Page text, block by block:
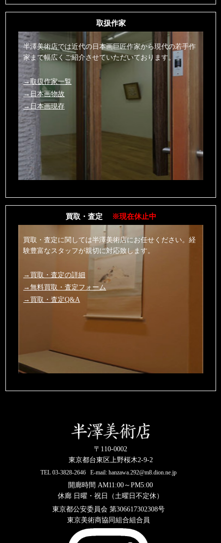
取扱作家
半澤美術店では近代の日本画巨匠作家から現代の若手作
家まで幅広くご紹介させていただいております。
→取扱作家一覧
→日本画物故
→日本画現存
買取・査定 ※現在休止中
買取・査定に関しては半澤美術店にお任せください。経
験豊富なスタッフが親切に対応致します。
→買取・査定の詳細
→無料買取・査定フォーム
→買取・査定Q&A
〒110-0002
東京都台東区上野桜木2-9-2
TEL 03-3828-2646 E-mail: hanzawa.292@m8.dion.ne.jp
開廊時間 AM11:00～PM5:00
休廊 日曜・祝日（土曜日不定休）
東京都公安委員会 第306617302308号
東京美術商協同組合組合員